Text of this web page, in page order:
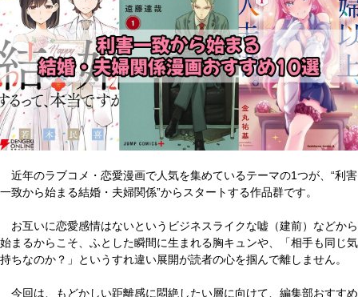
近年のラブコメ・恋愛漫画で人気を集めているテーマの1つが、“利害
一致から始まる結婚・夫婦関係”からスタートする作品群です。
お互いに恋愛感情はないというビジネスライクな嘘（建前）などから
始まるからこそ、ふとした瞬間に生まれる胸キュンや、「相手も同じ気
持ちなのか？」というすれ違い展開が読者の心を掴んで離しません。
今回は、もどかしい距離感に悶絶したい層に向けて、編集部おすすめ